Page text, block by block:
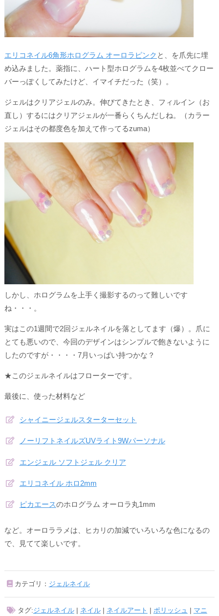
エリコネイル6角形ホログラム オーロラピンク と、を爪先に埋
め込みました。薬指に、ハート型ホログラムを4枚並べてクロー
バーっぽくしてみたけど、イマイチだった（笑）。
ジェルはクリアジェルのみ。伸びてきたとき、フィルイン（お
直し）するにはクリアジェルが一番らくちんだしね。（カラー
ジェルはその都度色を加えて作ってるzuma）
しかし、ホログラムを上手く撮影するのって難しいです
ね・・・。
実はこの1週間で2回ジェルネイルを落としてます（爆）。爪に
とても悪いので、今回のデザインはシンプルで飽きないように
したのですが・・・・7月いっぱい持つかな？
★このジェルネイルはフローターです。
最後に、使った材料など
シャイニージェルスターターセット
ノーリフトネイルズUVライト9Wパーソナル
エンジェル ソフトジェル クリア
エリコネイル ホロ2mm
ピカエースのホログラム オーロラ丸1mm
など。オーロララメは、ヒカリの加減でいろいろな色になるの
で、見てて楽しいです。
カテゴリ： ジェルネイル
タグ:ジェルネイル| ネイル| ネイルアート | ポリッシュ | マニ